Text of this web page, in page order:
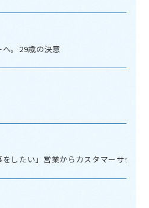
。29歳の決意
をしたい」営業からカスタマーサクセ